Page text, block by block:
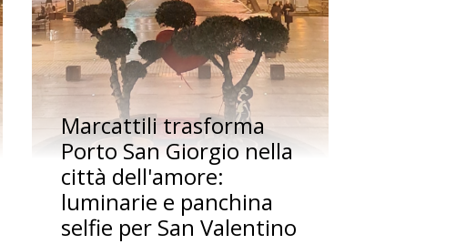
Marcattili trasforma
Porto San Giorgio nella
città dell'amore:
luminarie e panchina
selfie per San Valentino